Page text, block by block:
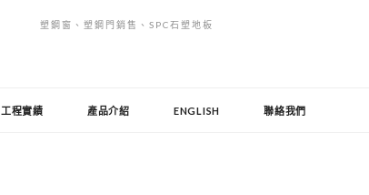
塑鋼窗、塑鋼門銷售、SPC石塑地板
工程實績 產品介紹 ENGLISH 聯絡我們